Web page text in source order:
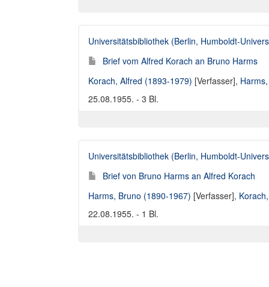
Universitätsbibliothek (Berlin, Humboldt-
Brief vom Alfred Korach an Bruno Harms
Korach, Alfred (1893-1979) [Verfasser],
25.08.1955. - 3 Bl.
Universitätsbibliothek (Berlin, Humboldt-
Brief von Bruno Harms an Alfred Korach
Harms, Bruno (1890-1967) [Verfasser],
22.08.1955. - 1 Bl.